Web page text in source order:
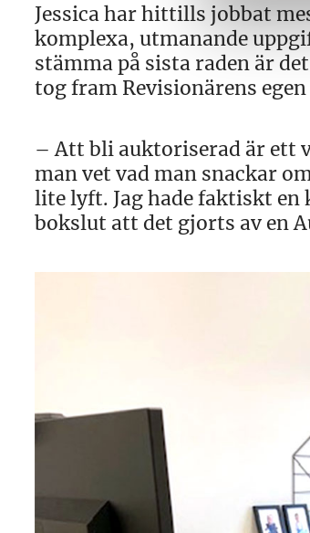
Jessica har hittills jobbat
komplexa, utmanande
stämma på sista raden är
tog fram Revisionärens
– Att bli auktoriserad är ett
man vet vad man snackar
lite lyft. Jag hade faktiskt en
bokslut att det gjorts av en